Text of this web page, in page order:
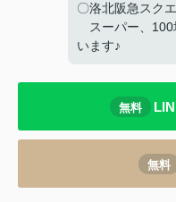
〇洛北阪急スク
スーパー、100
います♪
無料
無料